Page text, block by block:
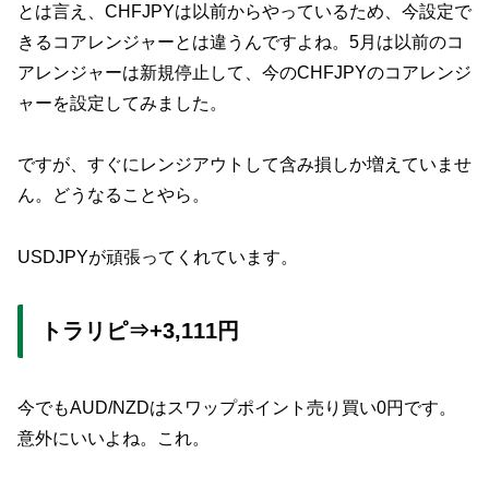
とは言え、CHFJPYは以前からやっているため、今設定で
きるコアレンジャーとは違うんですよね。5月は以前のコ
アレンジャーは新規停止して、今のCHFJPYのコアレンジ
ャーを設定してみました。
ですが、すぐにレンジアウトして含み損しか増えていませ
ん。どうなることやら。
USDJPYが頑張ってくれています。
トラリピ⇒+3,111円
今でもAUD/NZDはスワップポイント売り買い0円です。
意外にいいよね。これ。